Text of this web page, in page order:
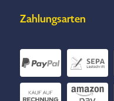
Zahlungsarten